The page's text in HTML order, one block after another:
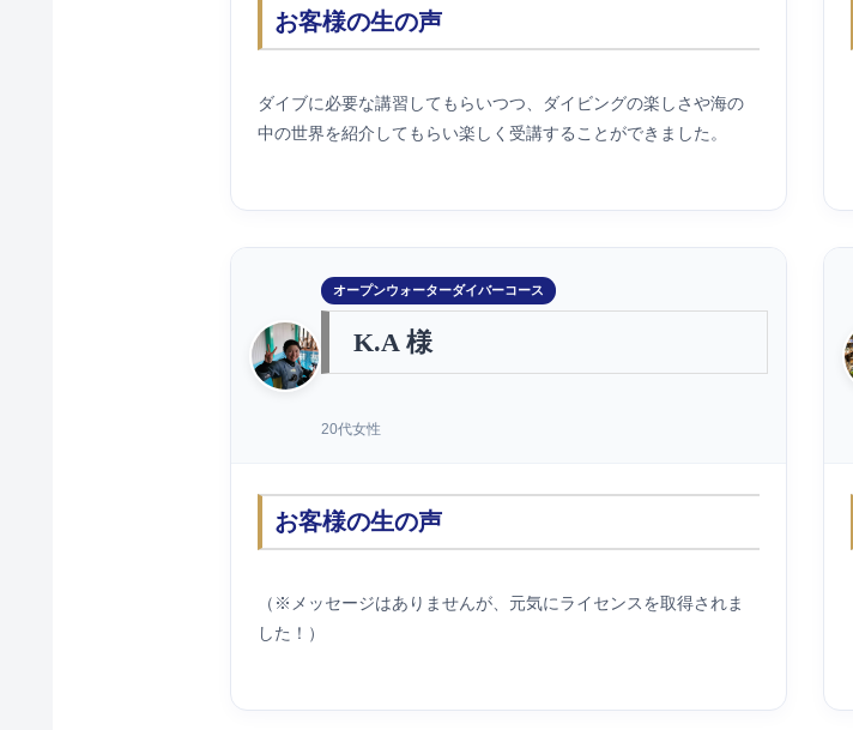
お客様の生の声
ダイブに必要な講習してもらいつつ、ダイビングの楽しさや海の
中の世界を紹介してもらい楽しく受講することができました。
オープンウォーターダイバーコース
K.A 様
20代女性
お客様の生の声
（※メッセージはありませんが、元気にライセンスを取得されま
した！）